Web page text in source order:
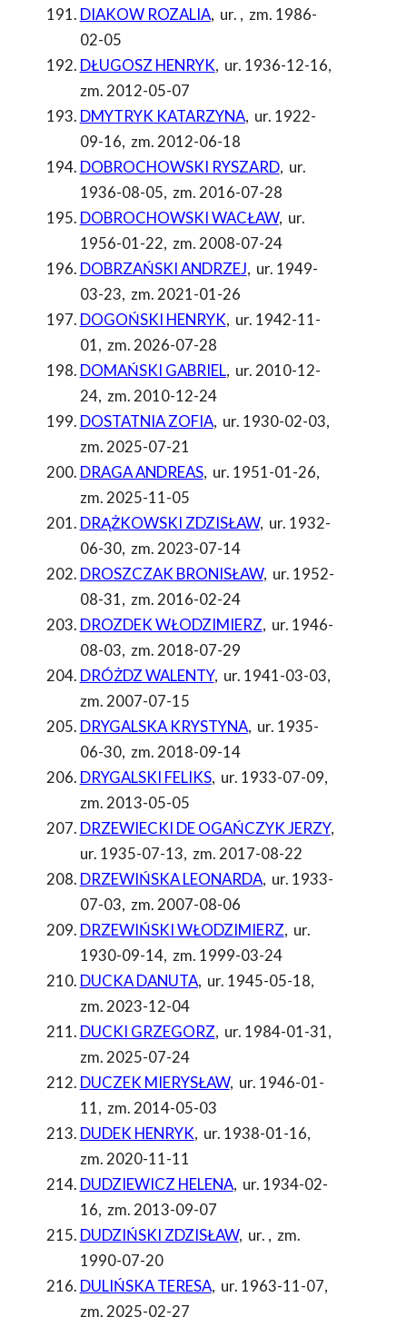
DIAKOW ROZALIA, ur. , zm. 1986-
02-05
DŁUGOSZ HENRYK, ur. 1936-12-16,
zm. 2012-05-07
DMYTRYK KATARZYNA, ur. 1922-
09-16, zm. 2012-06-18
DOBROCHOWSKI RYSZARD, ur.
1936-08-05, zm. 2016-07-28
DOBROCHOWSKI WACŁAW, ur.
1956-01-22, zm. 2008-07-24
DOBRZAŃSKI ANDRZEJ, ur. 1949-
03-23, zm. 2021-01-26
DOGOŃSKI HENRYK, ur. 1942-11-
01, zm. 2026-07-28
DOMAŃSKI GABRIEL, ur. 2010-12-
24, zm. 2010-12-24
DOSTATNIA ZOFIA, ur. 1930-02-03,
zm. 2025-07-21
DRAGA ANDREAS, ur. 1951-01-26,
zm. 2025-11-05
DRĄŻKOWSKI ZDZISŁAW, ur. 1932-
06-30, zm. 2023-07-14
DROSZCZAK BRONISŁAW, ur. 1952-
08-31, zm. 2016-02-24
DROZDEK WŁODZIMIERZ, ur. 1946-
08-03, zm. 2018-07-29
DRÓŻDZ WALENTY, ur. 1941-03-03,
zm. 2007-07-15
DRYGALSKA KRYSTYNA, ur. 1935-
06-30, zm. 2018-09-14
DRYGALSKI FELIKS, ur. 1933-07-09,
zm. 2013-05-05
DRZEWIECKI DE OGAŃCZYK JERZY,
ur. 1935-07-13, zm. 2017-08-22
DRZEWIŃSKA LEONARDA, ur. 1933-
07-03, zm. 2007-08-06
DRZEWIŃSKI WŁODZIMIERZ, ur.
1930-09-14, zm. 1999-03-24
DUCKA DANUTA, ur. 1945-05-18,
zm. 2023-12-04
DUCKI GRZEGORZ, ur. 1984-01-31,
zm. 2025-07-24
DUCZEK MIERYSŁAW, ur. 1946-01-
11, zm. 2014-05-03
DUDEK HENRYK, ur. 1938-01-16,
zm. 2020-11-11
DUDZIEWICZ HELENA, ur. 1934-02-
16, zm. 2013-09-07
DUDZIŃSKI ZDZISŁAW, ur. , zm.
1990-07-20
DULIŃSKA TERESA, ur. 1963-11-07,
zm. 2025-02-27